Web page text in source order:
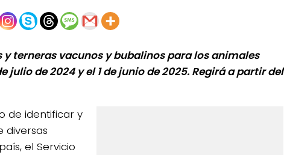
y terneras vacunos y bubalinos para los animales
julio de 2024 y el 1 de junio de 2025. Regirá a partir del
de identificar y
diversas
el Servicio